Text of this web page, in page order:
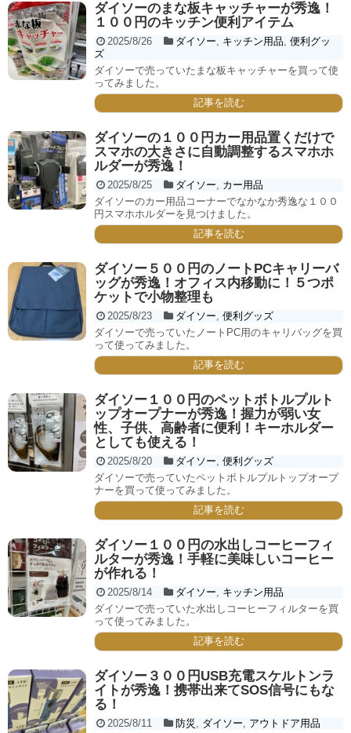
ダイソーのまな板キャッチャーが秀逸！
１００円のキッチン便利アイテム
2025/8/26 ダイソー, キッチン用品, 便利グッ
ズ
ダイソーで売っていたまな板キャッチャーを買って使
ってみました。
記事を読む
ダイソーの１００円カー用品置くだけで
スマホの大きさに自動調整するスマホホ
ルダーが秀逸！
2025/8/25 ダイソー, カー用品
ダイソーのカー用品コーナーでなかなか秀逸な１００
円スマホホルダーを見つけました。
記事を読む
ダイソー５００円のノートPCキャリーバ
ッグが秀逸！オフィス内移動に！５つポ
ケットで小物整理も
2025/8/23 ダイソー, 便利グッズ
ダイソーで売っていたノートPC用のキャリバッグを買
って使ってみました。
記事を読む
ダイソー１００円のペットボトルプルト
ップオープナーが秀逸！握力が弱い女
性、子供、高齢者に便利！キーホルダー
としても使える！
2025/8/20 ダイソー, 便利グッズ
ダイソーで売っていたペットボトルプルトップオープ
ナーを買って使ってみました。
記事を読む
ダイソー１００円の水出しコーヒーフィ
ルターが秀逸！手軽に美味しいコーヒー
が作れる！
2025/8/14 ダイソー, キッチン用品
ダイソーで売っていた水出しコーヒーフィルターを買
って使ってみました。
記事を読む
ダイソー３００円USB充電スケルトンラ
イトが秀逸！携帯出来てSOS信号にもな
る！
2025/8/11 防災 , ダイソー, アウトドア用品